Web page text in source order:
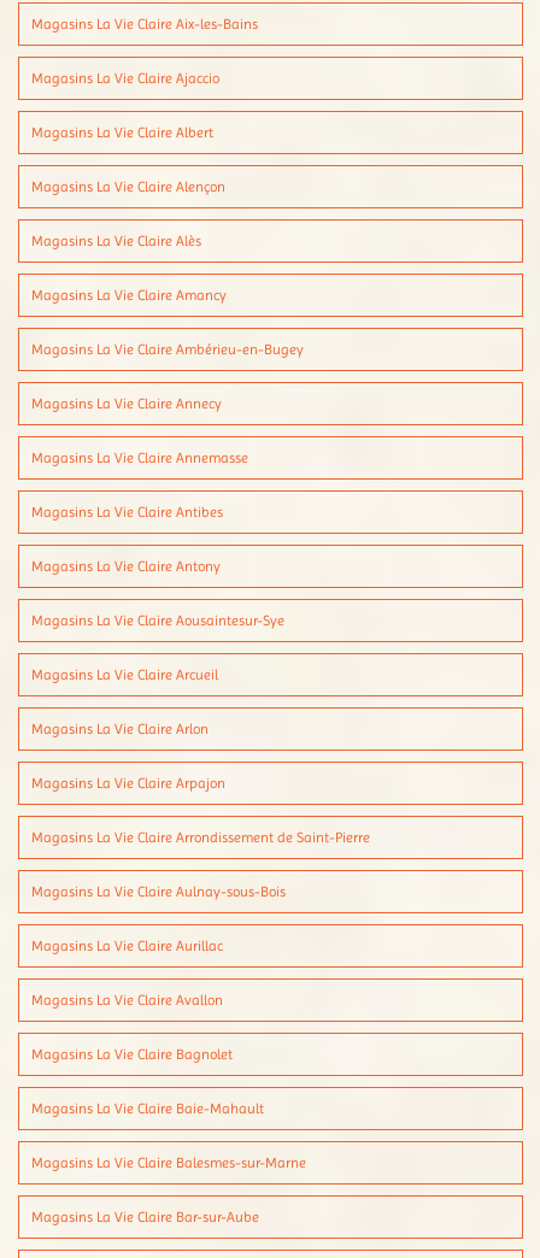
Magasins La Vie Claire Aix-les-Bains
Magasins La Vie Claire Ajaccio
Magasins La Vie Claire Albert
Magasins La Vie Claire Alençon
Magasins La Vie Claire Alès
Magasins La Vie Claire Amancy
Magasins La Vie Claire Ambérieu-en-Bugey
Magasins La Vie Claire Annecy
Magasins La Vie Claire Annemasse
Magasins La Vie Claire Antibes
Magasins La Vie Claire Antony
Magasins La Vie Claire Aousaintesur-Sye
Magasins La Vie Claire Arcueil
Magasins La Vie Claire Arlon
Magasins La Vie Claire Arpajon
Magasins La Vie Claire Arrondissement de Saint-Pierre
Magasins La Vie Claire Aulnay-sous-Bois
Magasins La Vie Claire Aurillac
Magasins La Vie Claire Avallon
Magasins La Vie Claire Bagnolet
Magasins La Vie Claire Baie-Mahault
Magasins La Vie Claire Balesmes-sur-Marne
Magasins La Vie Claire Bar-sur-Aube